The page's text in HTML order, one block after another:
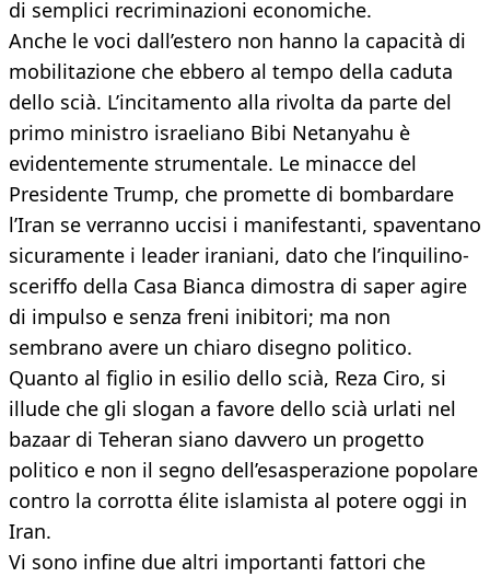
di semplici recriminazioni economiche.
Anche le voci dall’estero non hanno la capacità di
mobilitazione che ebbero al tempo della caduta
dello scià. L’incitamento alla rivolta da parte del
primo ministro israeliano Bibi Netanyahu è
evidentemente strumentale. Le minacce del
Presidente Trump, che promette di bombardare
l’Iran se verranno uccisi i manifestanti, spaventano
sicuramente i leader iraniani, dato che l’inquilino-
sceriffo della Casa Bianca dimostra di saper agire
di impulso e senza freni inibitori; ma non
sembrano avere un chiaro disegno politico.
Quanto al figlio in esilio dello scià, Reza Ciro, si
illude che gli slogan a favore dello scià urlati nel
bazaar di Teheran siano davvero un progetto
politico e non il segno dell’esasperazione popolare
contro la corrotta élite islamista al potere oggi in
Iran.
Vi sono infine due altri importanti fattori che